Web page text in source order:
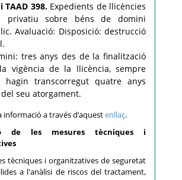
TAAD 398.Expedients de llicències
privatiu sobre béns de domini
Avaluació: Disposició: destrucció
tres anys des de la finalització
vigència de la llicència, sempre
hagin transcorregut quatre anys
seu atorgament.
informació a través d’aquestenllaç.
de les mesures tècniques i
tècniques i organitzatives de seguretat
a l'anàlisi de riscos del tractament,